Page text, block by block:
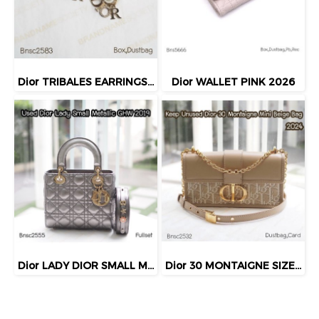
Dior TRIBALES EARRINGS GOLD Dior WALLET PINK 2026
Dior LADY DIOR SMALL METALLIC GHW 2019 Dior 30 MONTAIGNE SIZE.MINI BEIGE BAG 2024